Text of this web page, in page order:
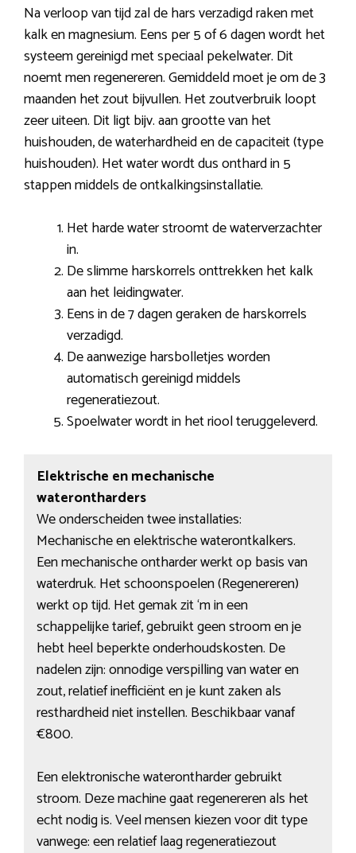
Na verloop van tijd zal de hars verzadigd raken met
kalk en magnesium. Eens per 5 of 6 dagen wordt het
systeem gereinigd met speciaal pekelwater. Dit
noemt men regenereren. Gemiddeld moet je om de 3
maanden het zout bijvullen. Het zoutverbruik loopt
zeer uiteen. Dit ligt bijv. aan grootte van het
huishouden, de waterhardheid en de capaciteit (type
huishouden). Het water wordt dus onthard in 5
stappen middels de ontkalkingsinstallatie.
Het harde water stroomt de waterverzachter
in.
De slimme harskorrels onttrekken het kalk
aan het leidingwater.
Eens in de 7 dagen geraken de harskorrels
verzadigd.
De aanwezige harsbolletjes worden
automatisch gereinigd middels
regeneratiezout.
Spoelwater wordt in het riool teruggeleverd.
Elektrische en mechanische
waterontharders
We onderscheiden twee installaties:
Mechanische en elektrische waterontkalkers.
Een mechanische ontharder werkt op basis van
waterdruk. Het schoonspoelen (Regenereren)
werkt op tijd. Het gemak zit ‘m in een
schappelijke tarief, gebruikt geen stroom en je
hebt heel beperkte onderhoudskosten. De
nadelen zijn: onnodige verspilling van water en
zout, relatief inefficiënt en je kunt zaken als
resthardheid niet instellen. Beschikbaar vanaf
€800.
Een elektronische waterontharder gebruikt
stroom. Deze machine gaat regenereren als het
echt nodig is. Veel mensen kiezen voor dit type
vanwege: een relatief laag regeneratiezout